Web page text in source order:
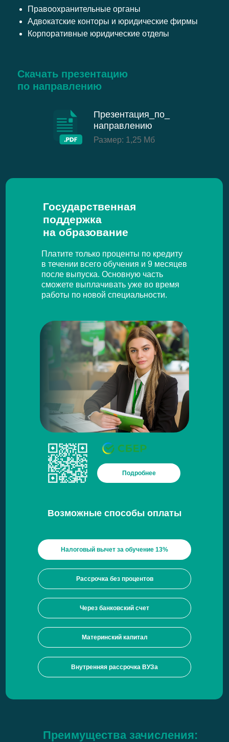
Правоохранительные органы
Адвокатские конторы и юридические фирмы
Корпоративные юридические отделы
Скачать презентацию
по направлению
Презентация_по_
направлению
Размер: 1,25 Мб
Государственная
поддержка
на образование
Платите только проценты по кредиту
в течении всего обучения и 9 месяцев
после выпуска. Основную часть
сможете выплачивать уже во время
работы по новой специальности.
Подробнее
Возможные способы оплаты
Налоговый вычет за обучение 13%
Через банковский счет
Рассрочка без процентов
Внутренняя рассрочка ВУЗа
Материнский капитал
Преимущества зачисления: